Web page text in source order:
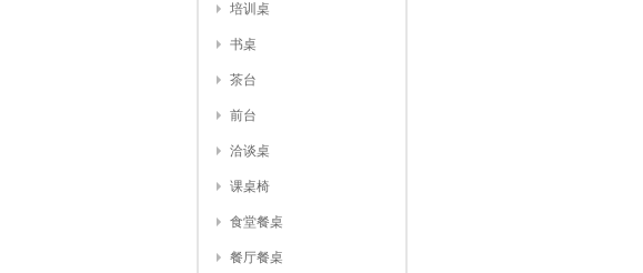
培训桌
书桌
茶台
前台
洽谈桌
课桌椅
食堂餐桌
餐厅餐桌